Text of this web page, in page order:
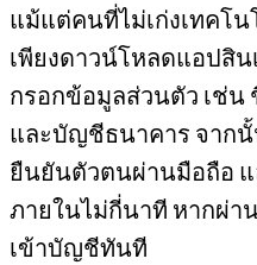
แม้แต่คนที่ไม่เก่งเทคโ
เพียงดาวน์โหลดแอปสิ
กรอกข้อมูลส่วนตัว เช่น
และบัญชีธนาคาร จาก
ยืนยันตัวตนผ่านมือถือ แ
ภายในไม่กี่นาที หากผ่า
เข้าบัญชีทันที